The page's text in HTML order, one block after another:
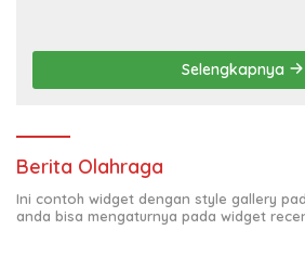
Selengkapnya
Berita Olahraga
Ini contoh widget dengan style gallery
anda bisa mengaturnya pada widget